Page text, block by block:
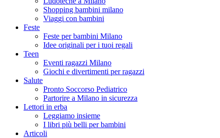
Shopping bambini milano
Viaggi con bambini
Feste
Feste per bambini Milano
Idee originali per i tuoi regali
Teen
Eventi ragazzi Milano
Giochi e divertimenti per ragazzi
Salute
Pronto Soccorso Pediatrico
Partorire a Milano in sicurezza
Lettori in erba
Leggiamo insieme
I libri più belli per bambini
Articoli